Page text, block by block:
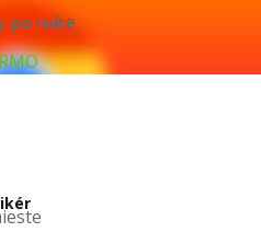
po ruke